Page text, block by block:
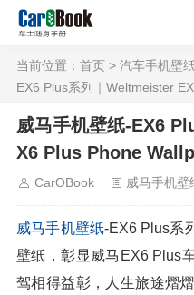
当前位置： 首页 > 汽车手机壁
EX6 Plus系列｜Weltmeister
威马手机壁纸-EX6
X6 Plus Phone
CarOBook 威马手机壁
威马手机壁纸-EX6 Plus系
壁纸，彰显威马EX6 Plus
驾相得益彰，人生旅途熠